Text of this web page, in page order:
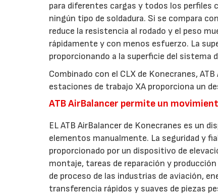
para diferentes cargas y todos los perfiles
ningún tipo de soldadura. Si se compara
reduce la resistencia al rodado y el peso
rápidamente y con menos esfuerzo. La
proporcionando a la superficie del sistema
Combinado con el CLX de Konecranes,
estaciones de trabajo XA proporciona un
ATB AirBalancer permite un
EL ATB AirBalancer de Konecranes es un
elementos manualmente. La seguridad y
proporcionado por un dispositivo de
montaje, tareas de reparación y
de proceso de las industrias de aviación,
transferencia rápidos y suaves de piezas